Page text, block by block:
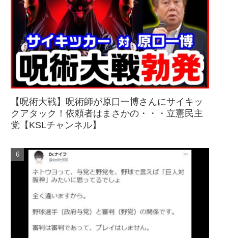
【呪術大戦】呪術師が原口一博さんにサイキッ
クアタック！依頼者はまさかの・・・立憲民主
党【KSLチャンネル】